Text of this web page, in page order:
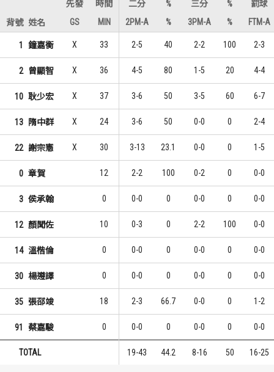
臺灣藝大
1 翁藝 10
2 郭華益 8
3 7
臺灣藝大
1 邱柏璋 5
2 陳懷安 4
3 2
先發
時間 二分 % 三分 %
罰球
背號 姓名 GS MIN 2PM-A % 3PM-A % FTM-A
1 鐘嘉衡 X 33 2-5 40 2-2 100 2-3
2 曾顯智 X 36 4-5 80 1-5 20 4-4
10 耿少宏 X 37 3-6 50 3-5 60 6-7
13 隋中群 X 24 3-6 50 0-0 0 2-4
22 謝宗憲 X 30 3-13 23.1 0-0 0 1-5
0 章賀 12 2-2 100 0-2 0 0-0
3 侯承翰 0 0-0 0 0-0 0 0-0
12 顏聞佐 10 0-3 0 2-2 100 0-0
14 溫楷倫 0 0-0 0 0-0 0 0-0
30 楊遵譯 0 0-0 0 0-0 0 0-0
35 張邵竣 18 2-3 66.7 0-0 0 1-2
91 蔡嘉駿 0 0-0 0 0-0 0 0-0
TOTAL 19-43 44.2 8-16 50 16-25